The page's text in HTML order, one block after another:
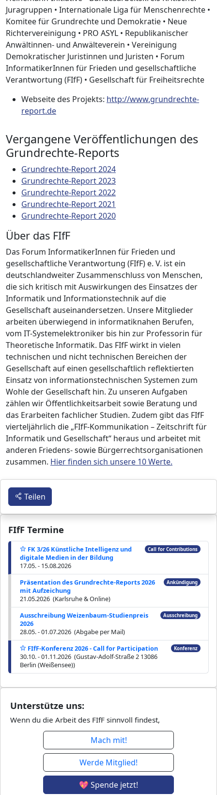
Juragruppen • Internationale Liga für Menschenrechte •
Komitee für Grundrechte und Demokratie • Neue
Richtervereinigung • PRO ASYL • Republikanischer
Anwältinnen- und Anwälteverein • Vereinigung
Demokratischer Juristinnen und Juristen • Forum
InformatikerInnen für Frieden und gesellschaftliche
Verantwortung (FIfF) • Gesellschaft für Freiheitsrechte
Webseite des Projekts: http://www.grundrechte-
report.de
Vergangene Veröffentlichungen des
Grundrechte-Reports
Grundrechte-Report 2024
Grundrechte-Report 2023
Grundrechte-Report 2022
Grundrechte-Report 2021
Grundrechte-Report 2020
Über das FIfF
Das Forum InformatikerInnen für Frieden und
gesellschaftliche Verantwortung (FIfF) e. V. ist ein
deutschlandweiter Zusammenschluss von Menschen,
die sich kritisch mit Auswirkungen des Einsatzes der
Informatik und Informationstechnik auf die
Gesellschaft auseinandersetzen. Unsere Mitglieder
arbeiten überwiegend in informatiknahen Berufen,
vom IT-Systemelektroniker bis hin zur Professorin für
Theoretische Informatik. Das FIfF wirkt in vielen
technischen und nicht technischen Bereichen der
Gesellschaft auf einen gesellschaftlich reflektierten
Einsatz von informationstechnischen Systemen zum
Wohle der Gesellschaft hin. Zu unseren Aufgaben
zählen wir Öffentlichkeitsarbeit sowie Beratung und
das Erarbeiten fachlicher Studien. Zudem gibt das FIfF
vierteljährlich die „FIfF-Kommunikation – Zeitschrift für
Informatik und Gesellschaft“ heraus und arbeitet mit
anderen Friedens- sowie Bürgerrechtsorganisationen
zusammen. Hier finden sich unsere 10 Werte.
FIfF Termine
FK 3/26 Künstliche Intelligenz und
digitale Medien in der Bildung
17.05. - 15.08.2026
Call for Contributions
Präsentation des Grundrechte-Reports 2026
mit Aufzeichung
21.05.2026 (Karlsruhe & Online)
Ankündigung
Ausschreibung Weizenbaum-Studienpreis
2026
28.05. - 01.07.2026 (Abgabe per Mail)
Ausschreibung
FIfF-Konferenz 2026 - Call for Participation
30.10. - 01.11.2026 (Gustav-Adolf-Straße 2 13086
Berlin (Weißensee))
Konferenz
Unterstütze uns:
Wenn du die Arbeit des FIfF sinnvoll findest,
Mach mit!
Werde Mitglied!
💖 Spende jetzt!
Teilen